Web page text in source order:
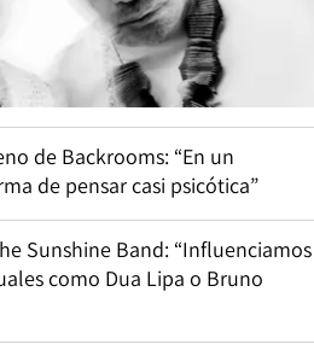
de Backrooms: “En un
de pensar casi psicótica”
Sunshine Band: “Influenciamos
como Dua Lipa o Bruno